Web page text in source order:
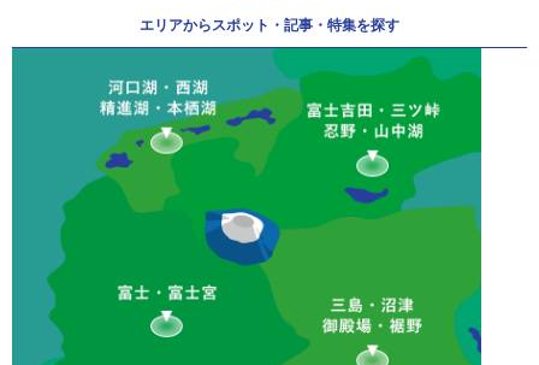
エリアからスポット・記事・特集を探す